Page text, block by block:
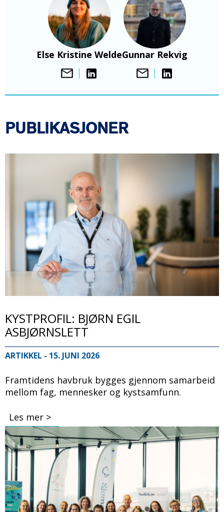
Bilde
Else Kristine Welde
Bilde
Gunnar Rekvig
PUBLIKASJONER
KYSTPROFIL: BJØRN EGIL
ASBJØRNSLETT
ARTIKKEL - 15. JUNI 2026
Framtidens havbruk bygges gjennom samarbeid
mellom fag, mennesker og kystsamfunn.
Les mer >
Bilde